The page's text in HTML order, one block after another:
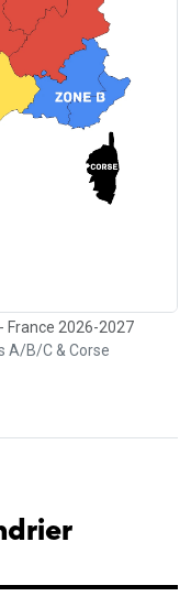
France 2026-2027
A/B/C & Corse